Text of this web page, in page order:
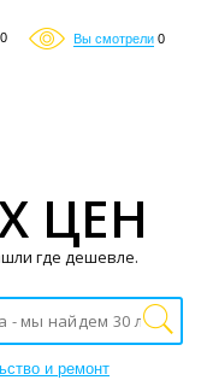
0 Вы смотрели 0
и ремонт
ЦЕН
где дешевле.